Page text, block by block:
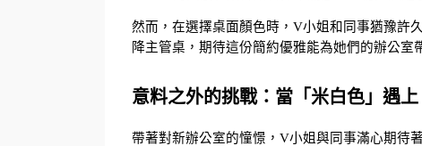
然而，在選擇桌面顏色時，V小姐和同事猶豫許
降主管桌，期待這份簡約優雅能為她們的辦公室
意料之外的挑戰：當「米白色」遇
帶著對新辦公室的憧憬，V小姐與同事滿心期待